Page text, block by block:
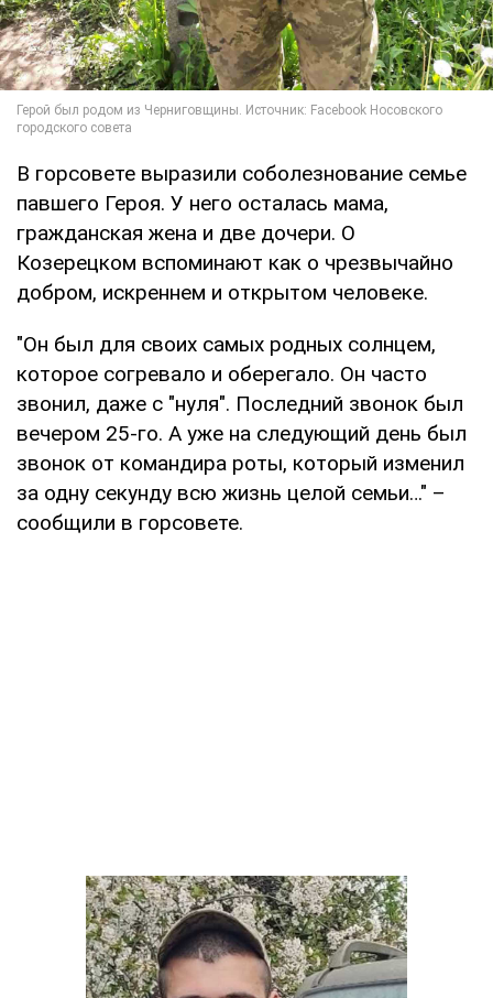
В горсовете выразили соболезнование семье
павшего Героя. У него осталась мама,
гражданская жена и две дочери. О
Козерецком вспоминают как о чрезвычайно
добром, искреннем и открытом человеке.
"Он был для своих самых родных солнцем,
которое согревало и оберегало. Он часто
звонил, даже с "нуля". Последний звонок был
вечером 25-го. А уже на следующий день был
звонок от командира роты, который изменил
за одну секунду всю жизнь целой семьи…" –
сообщили в горсовете.